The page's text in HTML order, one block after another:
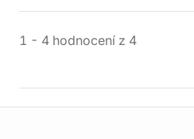
1 - 4 hodnocení z 4